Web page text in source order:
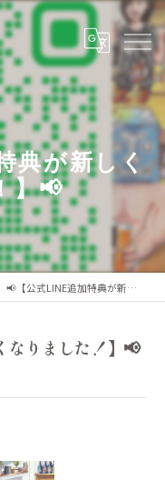
典が新しく
】📢
📢【公式LINE追加特典が新しくなりました！】📢
なりました！】📢